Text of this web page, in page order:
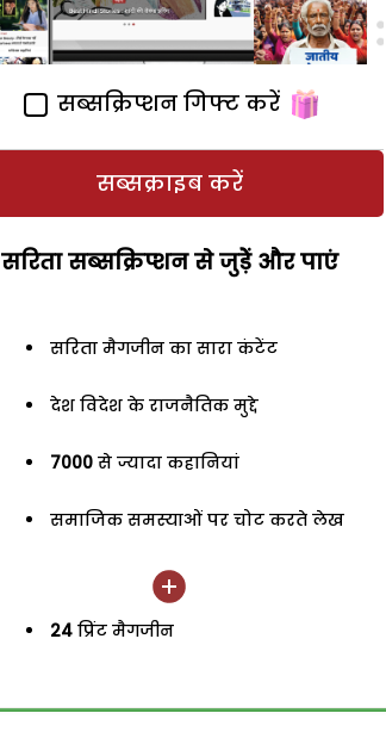
सब्सक्रिप्शन गिफ्ट करें
सब्सक्राइब करें
सरिता सब्सक्रिप्शन से जुड़ेें और पाएं
सरिता मैगजीन का सारा कंटेंट
देश विदेश के राजनैतिक मुद्दे
7000 से ज्यादा कहानियां
समाजिक समस्याओं पर चोट करते लेख
24 प्रिंट मैगजीन